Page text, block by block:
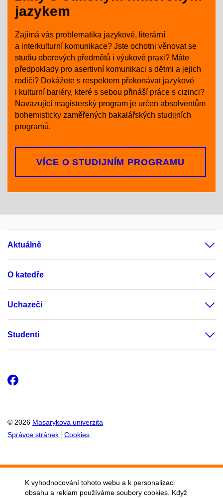
jazykem
Zajímá vás problematika jazykové, literární
a interkulturní komunikace? Jste ochotni věnovat se
studiu oborových předmětů i výukové praxi? Máte
předpoklady pro asertivní komunikaci s dětmi a jejich
rodiči? Dokážete s respektem překonávat jazykové
i kulturní bariéry, které s sebou přináší práce s cizinci?
Navazující magisterský program je určen absolventům
bohemisticky zaměřených bakalářských studijních
programů.
VÍCE O STUDIJNÍM PROGRAMU
Aktuálně
O katedře
Uchazeči
Studenti
© 2026 Masarykova univerzita
Správce stránek
Cookies
Facebook
K vyhodnocování tohoto webu a k personalizaci
obsahu a reklam používáme soubory cookies. Když